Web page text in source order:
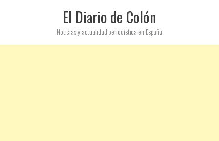
El Diario de Colón
Noticias y actualidad periodística en España